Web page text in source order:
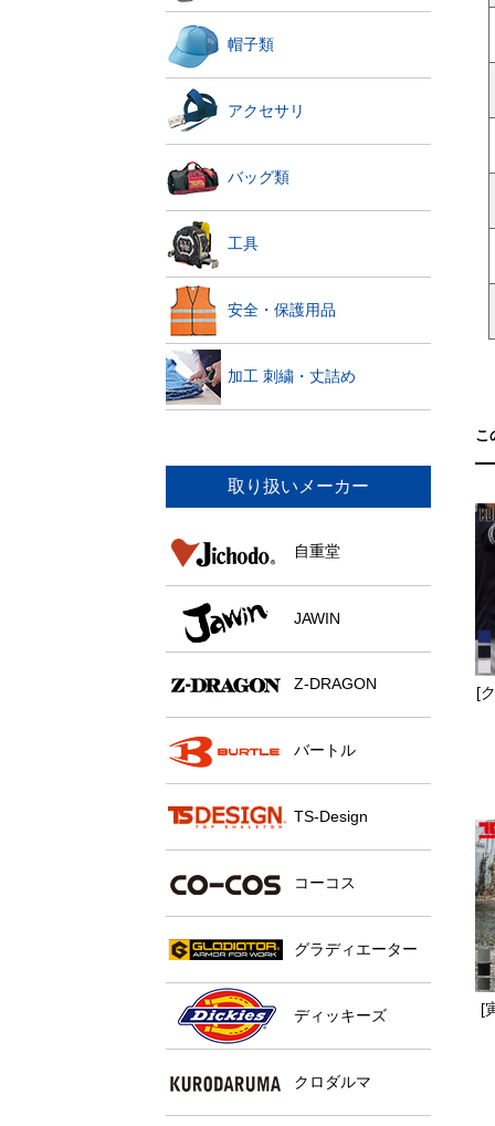
帽子類
アクセサリ
バッグ類
工具
安全・保護用品
加工 刺繍・丈詰め
取り扱いメーカー
自重堂
JAWIN
Z-DRAGON
バートル
TS-Design
コーコス
グラディエーター
ディッキーズ
クロダルマ
こ
[
[